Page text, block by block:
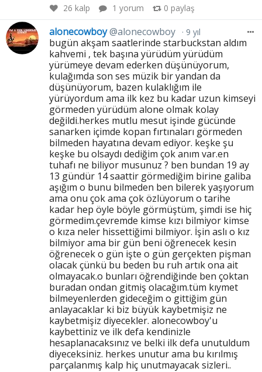
26 kalp 1 yorum 0 paylaş
alonecowboy@alonecowboy 9 yıl
bugün akşam saatlerinde starbuckstan aldım
kahvemi , tek başına yürüdüm yürüdüm
yürümeye devam ederken düşünüyorum,
kulağımda son ses müzik bir yandan da
düşünüyorum, bazen kulaklığım ile
yürüyordum ama ilk kez bu kadar uzun kimseyi
görmeden yürüdüm alone olmak kolay
değildi.herkes mutlu mesut işinde gücünde
sanarken içimde kopan fırtınaları görmeden
bilmeden hayatına devam ediyor. keşke şu
keşke bu olsaydı dediğim çok anım var.en
tuhafı ne biliyor musunuz ? ben bundan 19 ay
13 gündür 14 saattir görmediğim birine galiba
aşığım o bunu bilmeden ben bilerek yaşıyorum
ama onu çok ama çok özlüyorum o tarihe
kadar hep öyle böyle görmüştüm, şimdi ise hiç
görmedim.çevremde kimse kızı bilmiyor kimse
o kıza neler hissettiğimi bilmiyor. İşin aslı o kız
bilmiyor ama bir gün beni öğrenecek kesin
öğrenecek o gün işte o gün gerçekten pişman
olacak çünkü bu beden bu ruh artık ona ait
olmayacak.o bunları öğrendiğinde ben çoktan
buradan ondan gitmiş olacağım.tüm kıymet
bilmeyenlerden gideceğim o gittiğim gün
anlayacaklar ki biz büyük kaybetmişiz ne
kaybetmişiz diyecekler. alonecowboy'u
kaybettiniz ve ilk defa kendinizle
hesaplanacaksınız ve belki ilk defa unutuldum
diyeceksiniz. herkes unutur ama bu kırılmış
parçalanmış kalp hiç unutmayacak sizleri..